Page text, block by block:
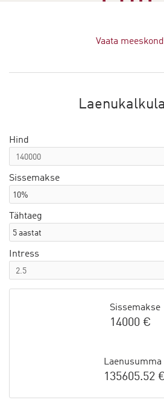
Vaata
Hind
Sissemakse
Tähtaeg
Intress
Sissemakse
14000 €
Laenusumma
135605.52